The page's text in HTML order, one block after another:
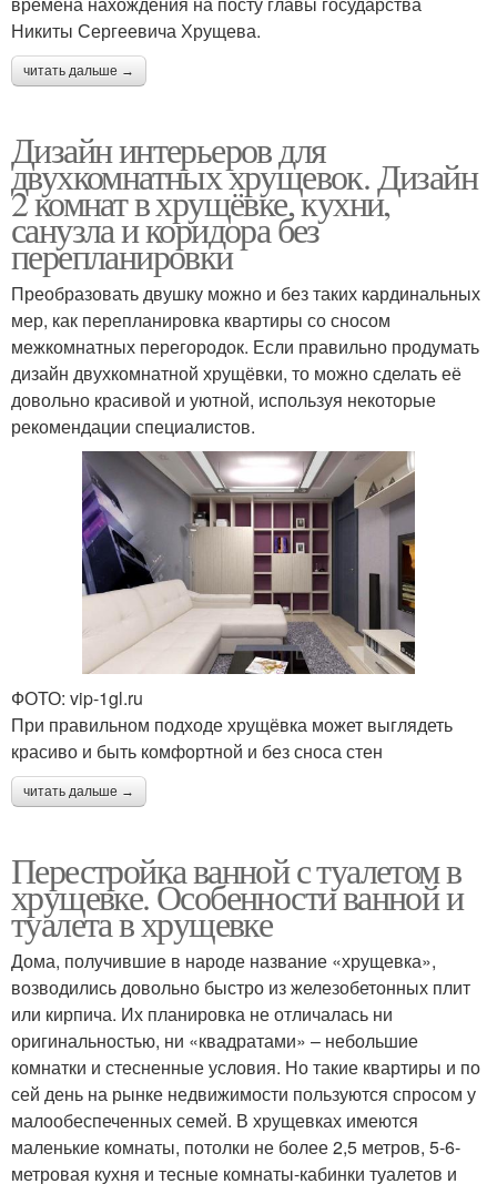
Никиты Сергеевича Хрущева.
читать дальше →
Дизайн интерьеров для
двухкомнатных хрущевок. Дизайн
2 комнат в хрущёвке, кухни,
санузла и коридора без
перепланировки
Преобразовать двушку можно и без таких кардинальных
мер, как перепланировка квартиры со сносом
межкомнатных перегородок. Если правильно продумать
дизайн двухкомнатной хрущёвки, то можно сделать её
довольно красивой и уютной, используя некоторые
рекомендации специалистов.
ФОТО: vip-1gl.ru
При правильном подходе хрущёвка может выглядеть
красиво и быть комфортной и без сноса стен
читать дальше →
Перестройка ванной с туалетом в
хрущевке. Особенности ванной и
туалета в хрущевке
Дома, получившие в народе название «хрущевка»,
возводились довольно быстро из железобетонных плит
или кирпича. Их планировка не отличалась ни
оригинальностью, ни «квадратами» – небольшие
комнатки и стесненные условия. Но такие квартиры и по
сей день на рынке недвижимости пользуются спросом у
малообеспеченных семей. В хрущевках имеются
маленькие комнаты, потолки не более 2,5 метров, 5-6-
метровая кухня и тесные комнаты-кабинки туалетов и